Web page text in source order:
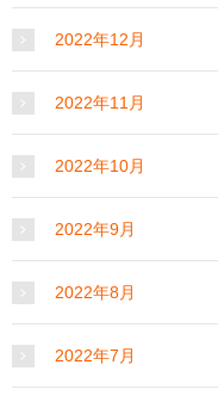
2022年12月
2022年11月
2022年10月
2022年9月
2022年8月
2022年7月